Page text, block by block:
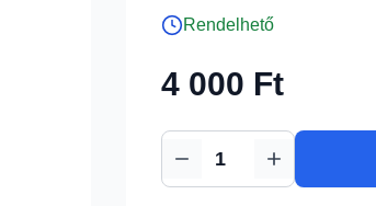
Rendelhető
4 000 Ft
Mennyiség